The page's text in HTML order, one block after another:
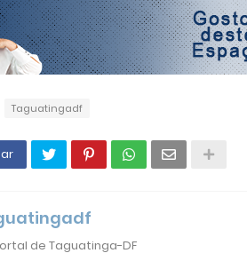
Taguatingadf
de Taguatinga-DF